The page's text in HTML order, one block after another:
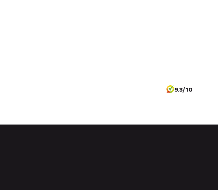
9.3/10